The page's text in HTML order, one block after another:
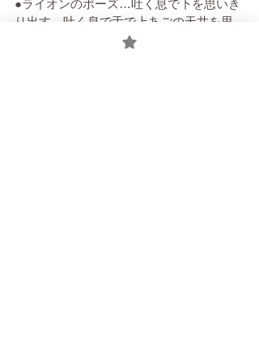
●ライオンのポーズ…吐く息で下を思いき
り出す→吐く息で舌で上あごの天井を思
いきり押す→ゆるめてリラックス